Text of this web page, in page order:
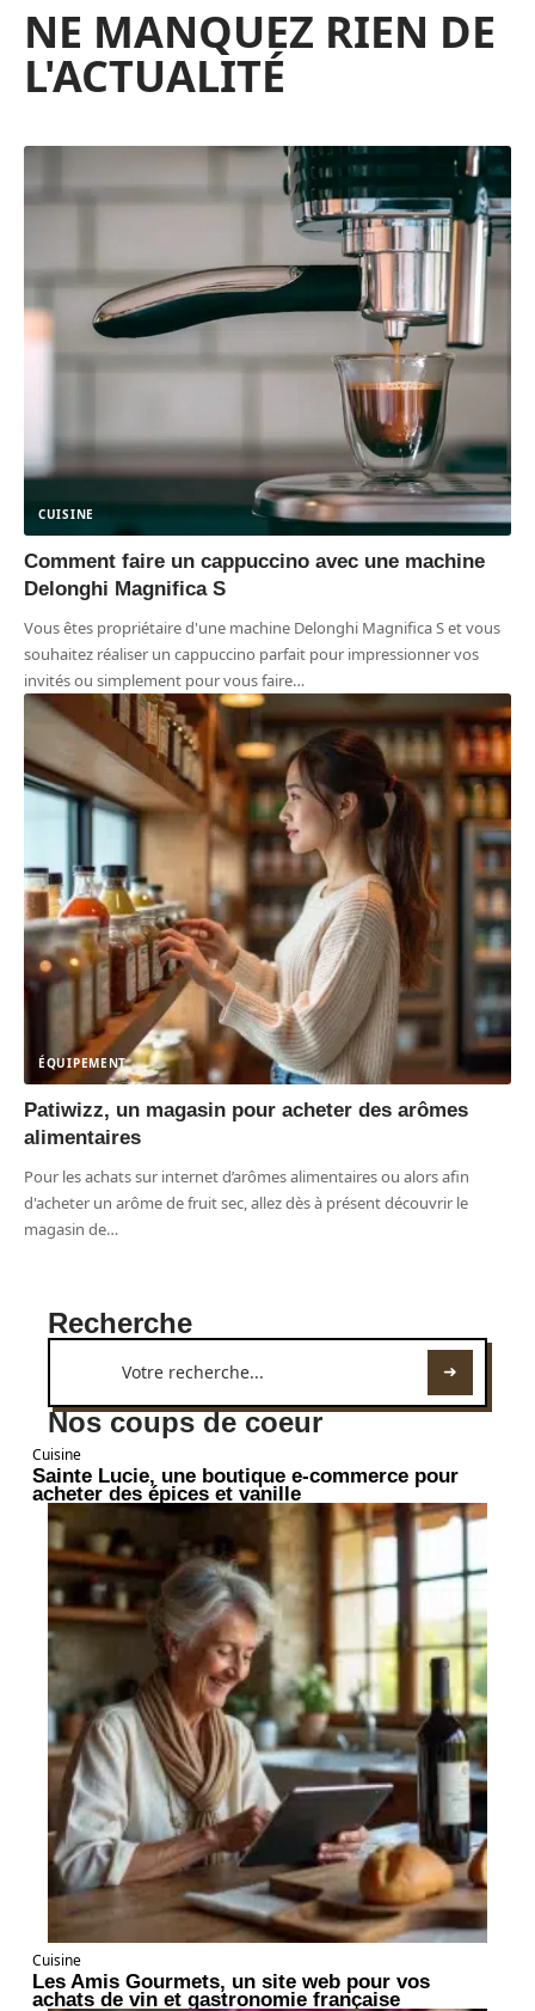
NE MANQUEZ RIEN DE
L'ACTUALITÉ
CUISINE
Comment faire un cappuccino avec une machine
Delonghi Magnifica S
Vous êtes propriétaire d'une machine Delonghi Magnifica S et vous
souhaitez réaliser un cappuccino parfait pour impressionner vos
invités ou simplement pour vous faire…
ÉQUIPEMENT
Patiwizz, un magasin pour acheter des arômes
alimentaires
Pour les achats sur internet d’arômes alimentaires ou alors afin
d'acheter un arôme de fruit sec, allez dès à présent découvrir le
magasin de…
Recherche
Nos coups de coeur
Cuisine
Sainte Lucie, une boutique e-commerce pour
acheter des épices et vanille
Cuisine
Les Amis Gourmets, un site web pour vos
achats de vin et gastronomie française